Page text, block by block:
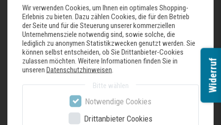
Spülbecken mit erneuertem Korbventil
Tiefe 185 mm
Ecken, Radius 10
Handgefertigt und stilvoll bis ins kleinste Detail
Geeignet für Unterbau als auch flächenbündigen Einbau, auch für HPL-
Arbeitsplatten
Material: 1 mm Edelstahl (SS304)
Einschließlich Ablaufgarnitur mit Design-Überlauf und Klammern
Wir verwenden Cookies, um Ihnen ein optimales Shopping-
Erlebnis zu bieten. Dazu zählen Cookies, die für den Betrieb
der Seite und für die Steuerung unserer kommerziellen
Unternehmensziele notwendig sind, sowie solche, die
lediglich zu anonymen Statistikzwecken genutzt werden. Sie
können selbst entscheiden, ob Sie Drittanbieter-Cookies
zulassen möchten. Weitere Informationen finden Sie in
unseren Datenschutzhinweisen
Bitte wählen
Notwendige Cookies
Drittanbieter Cookies
Widerruf